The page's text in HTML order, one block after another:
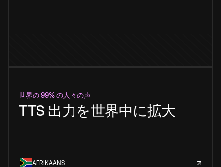
世界の 99% の人々の声
TTS 出力を世界中に拡大
AFRIKAANS